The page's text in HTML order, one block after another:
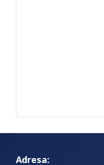
Adresa: